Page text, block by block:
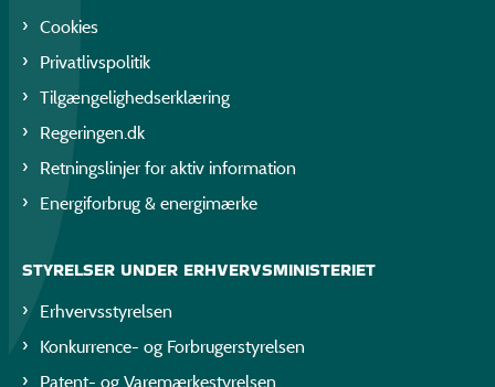
Cookies
Privatlivspolitik
Tilgængelighedserklæring
Regeringen.dk
Retningslinjer for aktiv information
Energiforbrug & energimærke
STYRELSER UNDER ERHVERVSMINISTERIET
Erhvervsstyrelsen
Konkurrence- og Forbrugerstyrelsen
Patent- og Varemærkestyrelsen